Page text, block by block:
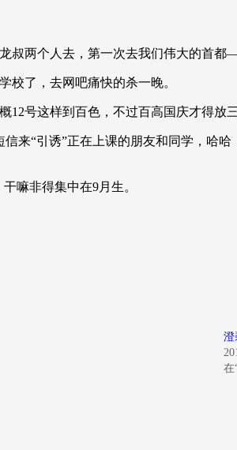
叔两个人去，第一次去我们伟大的首都
校了，去网吧痛快的杀一晚。
号这样到百色，不过百高国庆才得放
来“引诱”正在上课的朋友和同学，哈
嘛非得集中在9月生。
澄
在